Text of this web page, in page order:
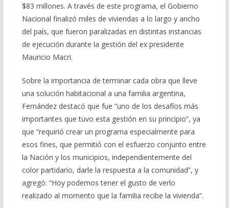
$83 millones. A través de este programa, el Gobierno
Nacional finalizó miles de viviendas a lo largo y ancho
del país, que fueron paralizadas en distintas instancias
de ejecución durante la gestión del ex presidente
Mauricio Macri.
Sobre la importancia de terminar cada obra que lleve
una solución habitacional a una familia argentina,
Fernández destacó que fue ”uno de los desafíos más
importantes que tuvo esta gestión en su principio”, ya
que “requirió crear un programa especialmente para
esos fines, que permitió con el esfuerzo conjunto entre
la Nación y los municipios, independientemente del
color partidario, darle la respuesta a la comunidad”, y
agregó: “Hoy podemos tener el gusto de verlo
realizado al momento que la familia recibe la vivienda”.